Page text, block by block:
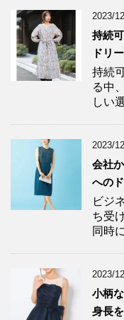
2023/
持続
ドリ
持続
る中
しい
2023/
会社
への
ビジ
ち受
同時
2023/
小柄
身長